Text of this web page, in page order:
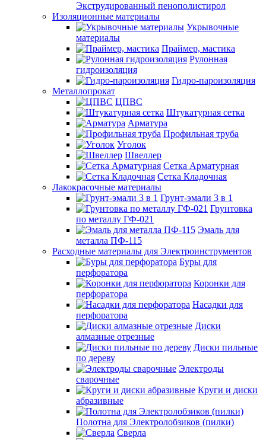
Экструдированный пенополистирол
Изоляционные материалы
Укрывочные
материалы
Праймер, мастика
Рулонная
гидроизоляция
Гидро-пароизоляция
Металлопрокат
ЦПВС
Штукатурная сетка
Арматура
Профильная труба
Уголок
Швеллер
Сетка Арматурная
Сетка Кладочная
Лакокрасочные материалы
Грунт-эмали 3 в 1
Грунтовка
по металлу ГФ-021
Эмаль для
металла ПФ-115
Расходные материалы для Электроинструментов
Буры для
перфоратора
Коронки для
перфоратора
Насадки для
перфоратора
Диски
алмазные отрезные
Диски пильные
по дереву
Электроды
сварочные
Круги и диски
абразивные
Полотна для Электролобзиков (пилки)
Сверла